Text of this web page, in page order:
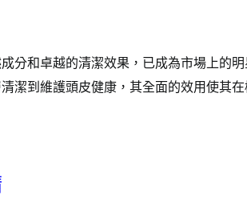
分和卓越的清潔效果，已成為市場上的
潔到維護頭皮健康，其全面的效用使其